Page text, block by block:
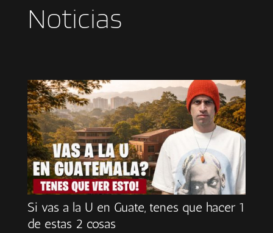
Noticias
Si vas a la U en Guate, tenes que hacer 1
de estas 2 cosas